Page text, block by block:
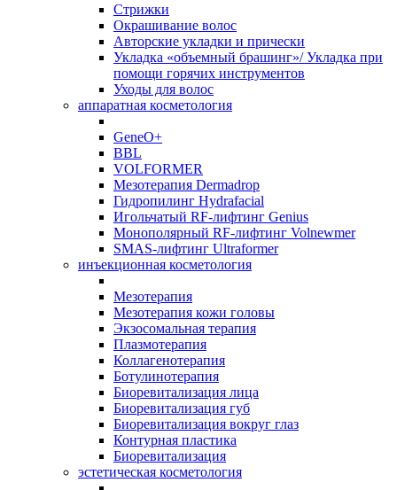
Стрижки
Окрашивание волос
Авторские укладки и прически
Укладка «объемный брашинг»/ Укладка при
помощи горячих инструментов
Уходы для волос
аппаратная косметология
GeneO+
BBL
VOLFORMER
Мезотерапия Dermadrop
Гидропилинг Hydrafacial
Игольчатый RF-лифтинг Genius
Монополярный RF-лифтинг Volnewmer
SMAS-лифтинг Ultraformer
инъекционная косметология
Мезотерапия
Мезотерапия кожи головы
Экзосомальная терапия
Плазмотерапия
Коллагенотерапия
Ботулинотерапия
Биоревитализация лица
Биоревитализация губ
Биоревитализация вокруг глаз
Контурная пластика
Биоревитализация
эстетическая косметология